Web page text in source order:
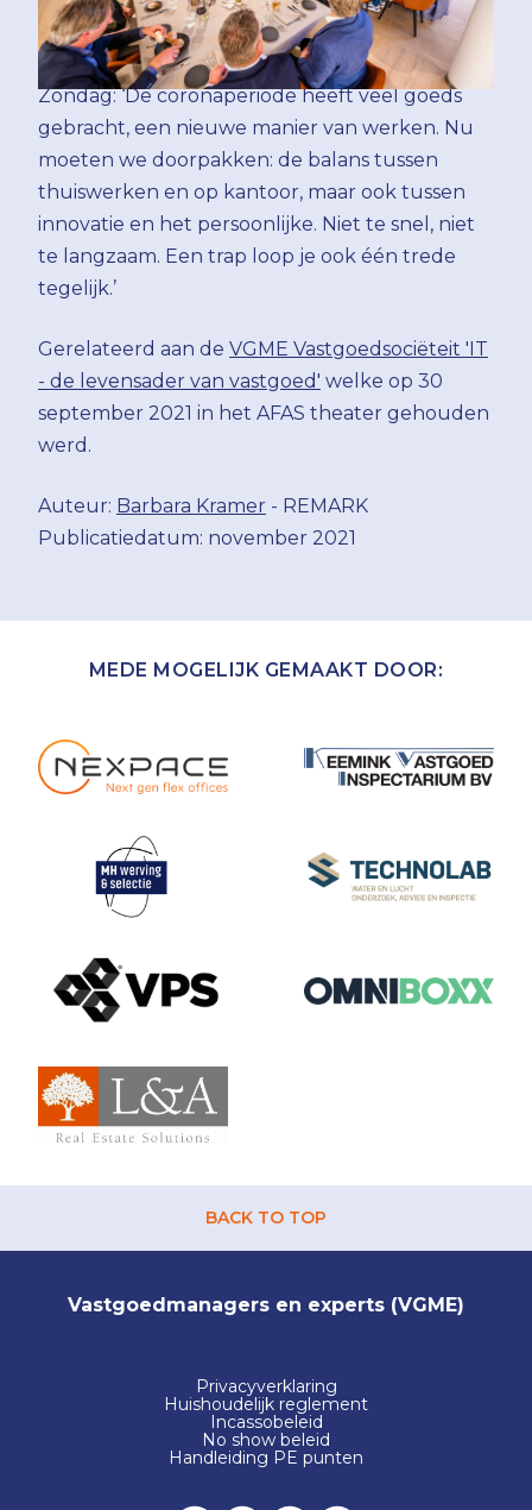
Zondag: ‘De coronaperiode heeft veel goeds
gebracht, een nieuwe manier van werken. Nu
moeten we doorpakken: de balans tussen
thuiswerken en op kantoor, maar ook tussen
innovatie en het persoonlijke. Niet te snel, niet
te langzaam. Een trap loop je ook één trede
tegelijk.’
Gerelateerd aan de VGME Vastgoedsociëteit 'IT
- de levensader van vastgoed' welke op 30
september 2021 in het AFAS theater gehouden
werd.
Auteur: Barbara Kramer - REMARK
Publicatiedatum: november 2021
MEDE MOGELIJK GEMAAKT DOOR:
BACK TO TOP
Vastgoedmanagers en experts (VGME)
Privacyverklaring
Huishoudelijk reglement
Incassobeleid
No show beleid
Handleiding PE punten